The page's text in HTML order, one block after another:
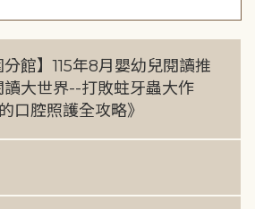
分館】115年8月嬰幼兒閱讀推
讀大世界--打敗蛀牙蟲大作
口腔照護全攻略》